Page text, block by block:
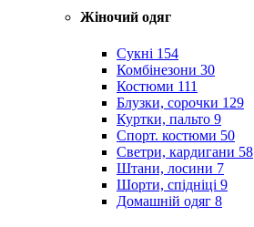
Жіночий одяг
Сукні 154
Комбінезони 30
Костюми 111
Блузки, сорочки 129
Куртки, пальто 9
Спорт. костюми 50
Светри, кардигани 58
Штани, лосини 7
Шорти, спідніці 9
Домашній одяг 8